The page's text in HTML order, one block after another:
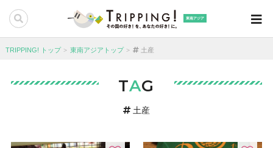
東南アジア
TRIPPING! トップ 東南アジアトップ 土産
TAG
土産